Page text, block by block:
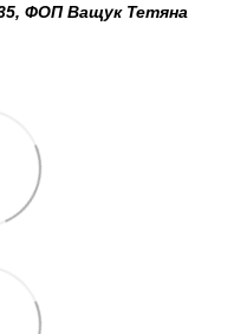
ФОП Ващук Тетяна